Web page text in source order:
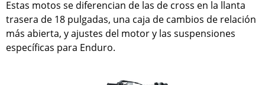
Estas motos se diferencian de las de cross en la llanta
trasera de 18 pulgadas, una caja de cambios de relación
más abierta, y ajustes del motor y las suspensiones
específicas para Enduro.